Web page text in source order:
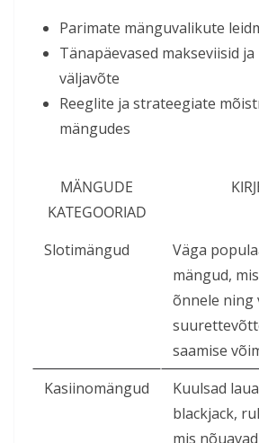
Parimate mänguvalikute
Tänapäevased makseviisid
väljavõte
Reeglite ja strateegiate
mängudes
MÄNGUDE
KATEGOORIAD
Slotimängud
Väga
mängud,
õnnele ning
saamise
Kasiinomängud
Kuulsad
blackjack,
mis